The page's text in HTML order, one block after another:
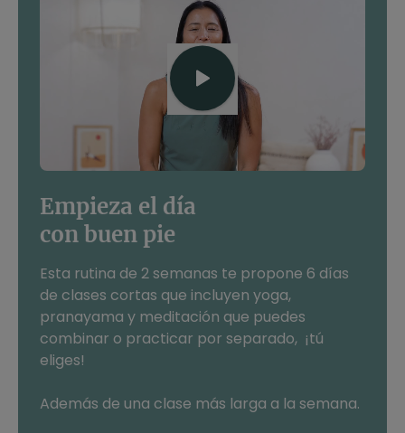
Empieza el día
con buen pie
Esta rutina de 2 semanas te propone 6 días
de clases cortas que incluyen yoga,
pranayama y meditación que puedes
combinar o practicar por separado, ¡tú
eliges!
Además de una clase más larga a la semana.